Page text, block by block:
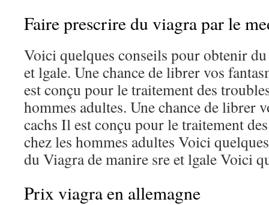
Faire prescrire du viagra par le
Voici quelques conseils pour obtenir
et lgale. Une chance de librer vos
est conçu pour le traitement des
hommes adultes. Une chance de librer
cachs Il est conçu pour le traitement
chez les hommes adultes Voici
du Viagra de manire sre et lgale Voici
Prix viagra en allemagne